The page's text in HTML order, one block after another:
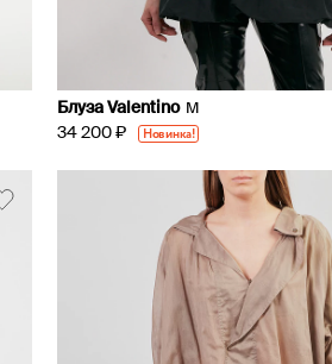
Блуза Valentino M
34 200 ₽ Новинка!